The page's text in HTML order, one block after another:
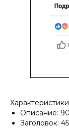
Описание:
Заголовок: